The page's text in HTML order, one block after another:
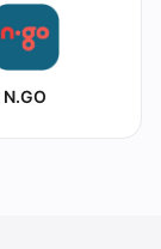
N.GO